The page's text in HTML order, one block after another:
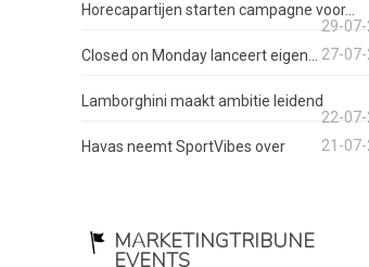
Horecapartijen starten campagne voor...
29-
Closed on Monday lanceert eigen...
27-
Lamborghini maakt ambitie leidend
22-
Havas neemt SportVibes over
21-
MARKETINGTRIBUNE
EVENTS